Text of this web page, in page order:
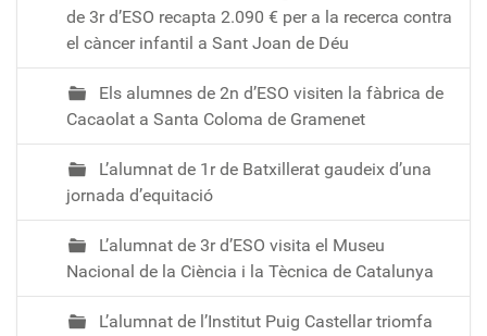
de 3r d’ESO recapta 2.090 € per a la recerca contra
el càncer infantil a Sant Joan de Déu
Els alumnes de 2n d’ESO visiten la fàbrica de
Cacaolat a Santa Coloma de Gramenet
L’alumnat de 1r de Batxillerat gaudeix d’una
jornada d’equitació
L’alumnat de 3r d’ESO visita el Museu
Nacional de la Ciència i la Tècnica de Catalunya
L’alumnat de l’Institut Puig Castellar triomfa